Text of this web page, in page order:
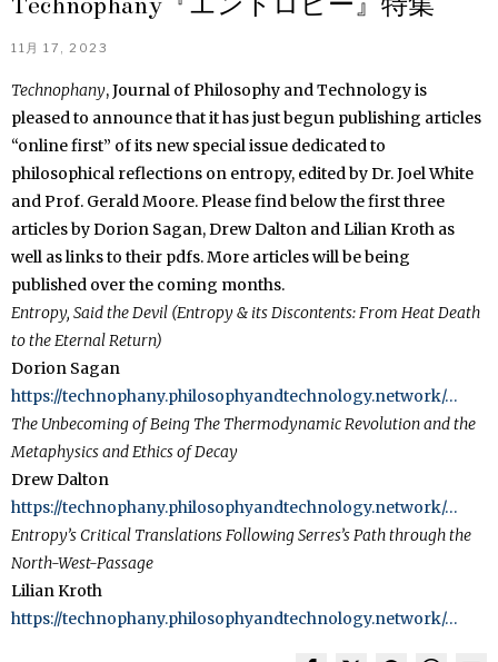
11月 17, 2023
Technophany, Journal of Philosophy and Technology is
pleased to announce that it has just begun publishing articles
“online first” of its new special issue dedicated to
philosophical reflections on entropy, edited by Dr. Joel White
and Prof. Gerald Moore. Please find below the first three
articles by Dorion Sagan, Drew Dalton and Lilian Kroth as
well as links to their pdfs. More articles will be being
published over the coming months.
Entropy, Said the Devil (Entropy & its Discontents: From Heat Death
to the Eternal Return)
Dorion Sagan
https://technophany.philosophyandtechnology.network/…
The Unbecoming of Being The Thermodynamic Revolution and the
Metaphysics and Ethics of Decay
Drew Dalton
https://technophany.philosophyandtechnology.network/…
Entropy’s Critical Translations Following Serres’s Path through the
North-West-Passage
Lilian Kroth
https://technophany.philosophyandtechnology.network/…